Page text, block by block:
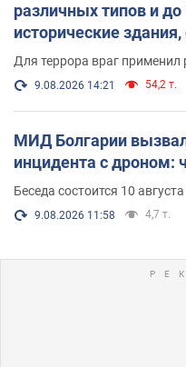
различных типов и
исторические
и видео
Для террора враг
9.08.2026 14:21 54,2 т.
МИД Болгарии вызвал
инцидента с дроном:
Беседа состоится 10 августа
9.08.2026 11:58 4,7 т.